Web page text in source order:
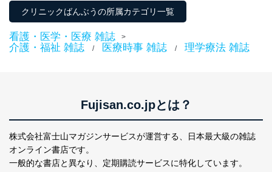
クリニックばんぶうの所属カテゴリ一覧
看護・医学・医療 雑誌 >
介護・福祉 雑誌 / 医療時事 雑誌 / 理学療法 雑誌
Fujisan.co.jpとは？
株式会社富士山マガジンサービスが運営する、
日本最大級の雑誌
オンライン書店です。
一般的な書店と異なり、 定期購読サービスに特化しています。